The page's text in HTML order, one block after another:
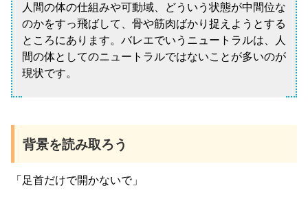
人間の体の仕組みや可動域、どういう状態が中間位な
のかをすっ飛ばして、骨や筋肉ばかり捉えようとする
ところにあります。バレエでいうニュートラルは、人
間の体としてのニュートラルではないことが多いのが
現状です。
背景を読み取ろう
「足首だけで開かないで」